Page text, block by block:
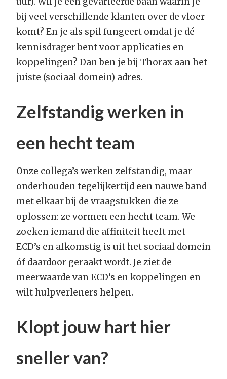
bij veel verschillende klanten over de vloer
komt? En je als spil fungeert omdat je dé
kennisdrager bent voor applicaties en
koppelingen? Dan ben je bij Thorax aan het
juiste (sociaal domein) adres.
Zelfstandig werken in
een hecht team
Onze collega’s werken zelfstandig, maar
onderhouden tegelijkertijd een nauwe band
met elkaar bij de vraagstukken die ze
oplossen: ze vormen een hecht team. We
zoeken iemand die affiniteit heeft met
ECD’s en afkomstig is uit het sociaal domein
óf daardoor geraakt wordt. Je ziet de
meerwaarde van ECD’s en koppelingen en
wilt hulpverleners helpen.
Klopt jouw hart hier
sneller van?